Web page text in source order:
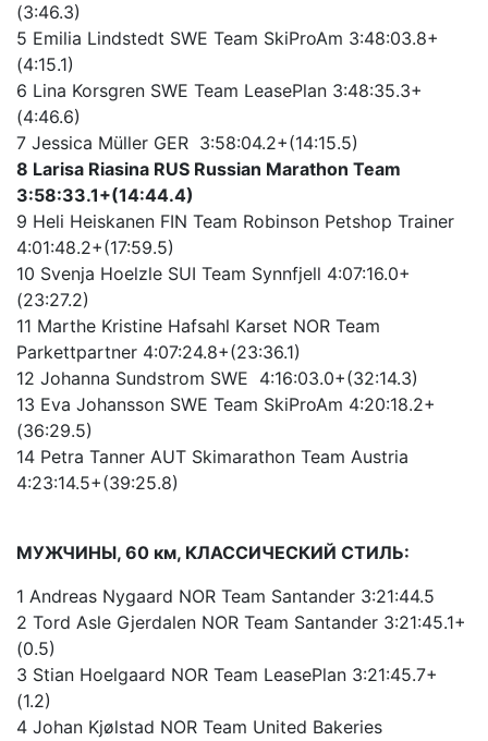
(3:46.3)
5 Emilia Lindstedt SWE Team SkiProAm 3:48:03.8+
(4:15.1)
6 Lina Korsgren SWE Team LeasePlan 3:48:35.3+
(4:46.6)
7 Jessica Müller GER 3:58:04.2+(14:15.5)
8 Larisa Riasina RUS Russian Marathon Team
3:58:33.1+(14:44.4)
9 Heli Heiskanen FIN Team Robinson Petshop Trainer
4:01:48.2+(17:59.5)
10 Svenja Hoelzle SUI Team Synnfjell 4:07:16.0+
(23:27.2)
11 Marthe Kristine Hafsahl Karset NOR Team
Parkettpartner 4:07:24.8+(23:36.1)
12 Johanna Sundstrom SWE 4:16:03.0+(32:14.3)
13 Eva Johansson SWE Team SkiProAm 4:20:18.2+
(36:29.5)
14 Petra Tanner AUT Skimarathon Team Austria
4:23:14.5+(39:25.8)
МУЖЧИНЫ, 60 км, КЛАССИЧЕСКИЙ СТИЛЬ:
1 Andreas Nygaard NOR Team Santander 3:21:44.5
2 Tord Asle Gjerdalen NOR Team Santander 3:21:45.1+
(0.5)
3 Stian Hoelgaard NOR Team LeasePlan 3:21:45.7+
(1.2)
4 Johan Kjølstad NOR Team United Bakeries